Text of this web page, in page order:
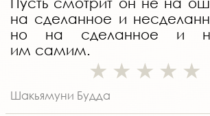
Пусть смотрит он не на
на сделанное и
но на сделанное и
им самим.
Шакьямуни Будда